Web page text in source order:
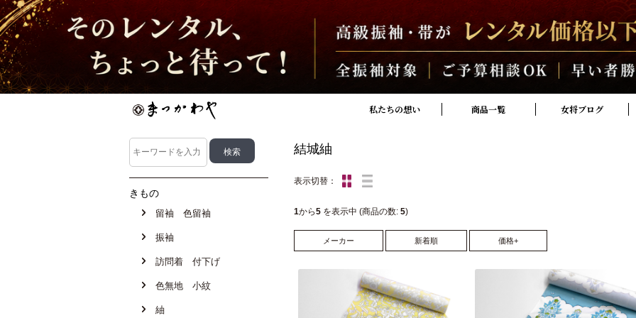
私たちの想い 商品一覧 女将ブログ
きもの
留袖 色留袖
振袖
訪問着 付下げ
色無地 小紋
紬
結城紬
表示切替：
1から5 を表示中 (商品の数: 5)
メーカー 新着順 価格+